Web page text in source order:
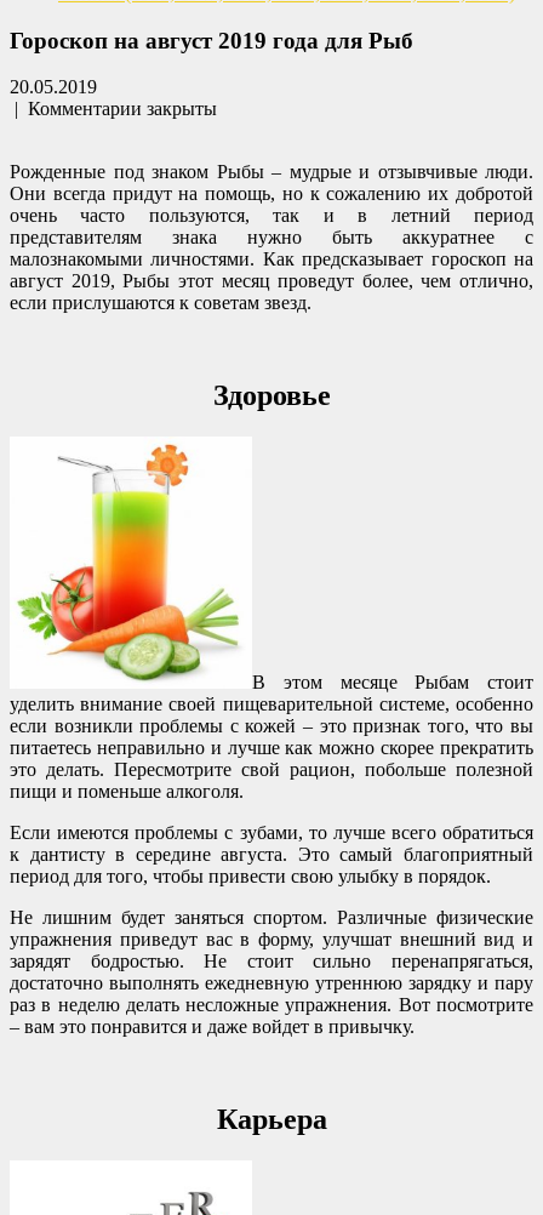
Гороскоп на август 2019 года для Рыб
20.05.2019
| Комментарии закрыты
Рожденные под знаком Рыбы – мудрые и отзывчивые люди.
Они всегда придут на помощь, но к сожалению их добротой
очень часто пользуются, так и в летний период
представителям знака нужно быть аккуратнее с
малознакомыми личностями. Как предсказывает гороскоп на
август 2019, Рыбы этот месяц проведут более, чем отлично,
если прислушаются к советам звезд.
Здоровье
В этом месяце Рыбам стоит
уделить внимание своей пищеварительной системе, особенно
если возникли проблемы с кожей – это признак того, что вы
питаетесь неправильно и лучше как можно скорее прекратить
это делать. Пересмотрите свой рацион, побольше полезной
пищи и поменьше алкоголя.
Если имеются проблемы с зубами, то лучше всего обратиться
к дантисту в середине августа. Это самый благоприятный
период для того, чтобы привести свою улыбку в порядок.
Не лишним будет заняться спортом. Различные физические
упражнения приведут вас в форму, улучшат внешний вид и
зарядят бодростью. Не стоит сильно перенапрягаться,
достаточно выполнять ежедневную утреннюю зарядку и пару
раз в неделю делать несложные упражнения. Вот посмотрите
– вам это понравится и даже войдет в привычку.
Карьера